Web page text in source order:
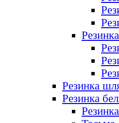
Резинка
Резинка